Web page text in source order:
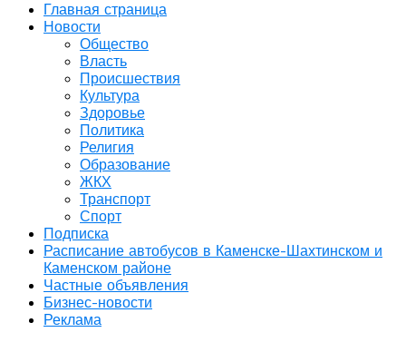
Главная страница
Новости
Общество
Власть
Происшествия
Культура
Здоровье
Политика
Религия
Образование
ЖКХ
Транспорт
Спорт
Подписка
Расписание автобусов в Каменске-Шахтинском и
Каменском районе
Частные объявления
Бизнес-новости
Реклама